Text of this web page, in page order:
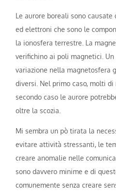
Le aurore boreali sono causate
ed elettroni che sono le
la ionosfera terrestre. La
verifichino ai poli magnetici.
variazione nella magnetosfera
diversi. Nel primo caso, molti di
secondo caso le aurore
oltre la scozia.
Mi sembra un pò tirata la
evitare attività stressanti, le
creare anomalie nelle
sono davvero minime e di
comunemente senza creare